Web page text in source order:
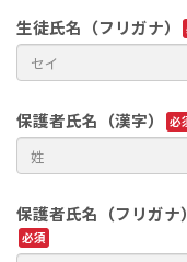
生徒氏名（フリガナ）
保護者氏名（漢字）
保護者氏名（フリガナ）